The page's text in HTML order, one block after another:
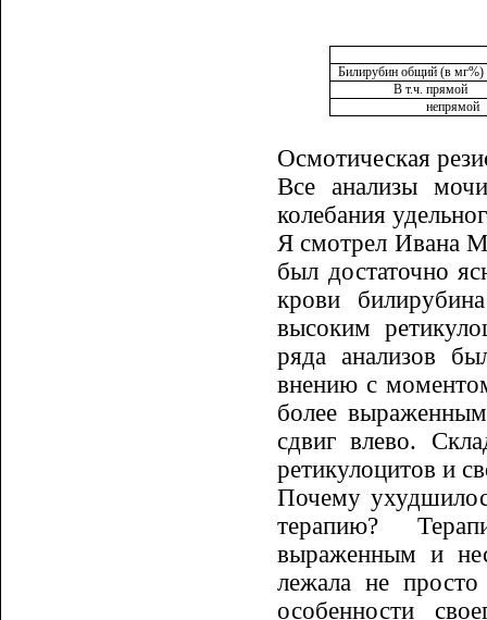
Билирубин общий (в мг%)
В т.ч. прямой
непрямой
Осмотическая
Все анализы
колебания
Я смотрел Ивана
был до­ста­точно
крови
высоким
ряда анализов
внению с
более
сдвиг влево.
ретикулоцитов и
Почему
терапию?
выраженным и
лежала не
особенности